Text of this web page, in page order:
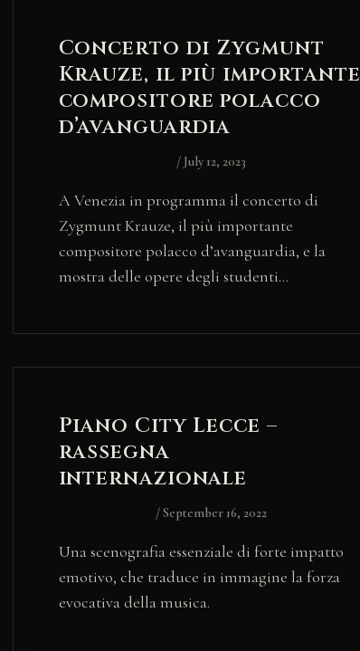
Concerto di Zygmunt
Krauze, il più importante
compositore polacco
d’avanguardia
/ July 12, 2023
A Venezia in programma il concerto di
Zygmunt Krauze, il più importante
compositore polacco d’avanguardia, e la
mostra delle opere degli studenti…
Piano City Lecce –
rassegna
internazionale
/September 16, 2022
Una scenografia essenziale di forte impatto
emotivo, che traduce in immagine la forza
evocativa della musica.